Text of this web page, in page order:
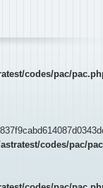
codes/pac/
codes/pac/